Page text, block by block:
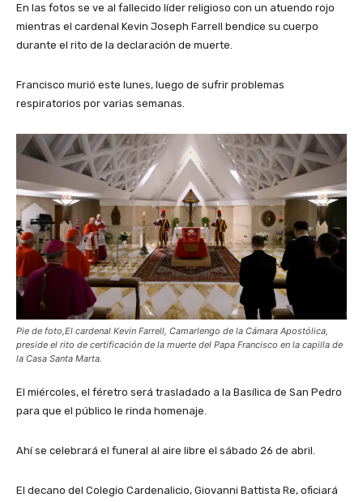
En las fotos se ve al fallecido líder religioso con un atuendo rojo
mientras el cardenal Kevin Joseph Farrell bendice su cuerpo
durante el rito de la declaración de muerte.
Francisco murió este lunes, luego de sufrir problemas
respiratorios por varias semanas.
Pie de foto,El cardenal Kevin Farrell, Camarlengo de la Cámara Apostólica,
preside el rito de certificación de la muerte del Papa Francisco en la capilla de
la Casa Santa Marta.
El miércoles, el féretro será trasladado a la Basílica de San Pedro
para que el público le rinda homenaje.
Ahí se celebrará el funeral al aire libre el sábado 26 de abril.
El decano del Colegio Cardenalicio, Giovanni Battista Re, oficiará